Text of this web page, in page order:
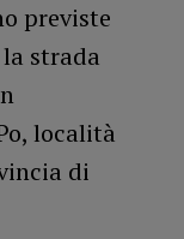
previste
strada
località
di